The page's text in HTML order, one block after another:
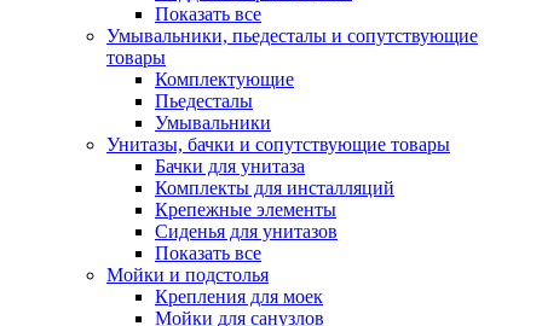
Показать все
Умывальники, пьедесталы и сопутствующие
товары
Комплектующие
Пьедесталы
Умывальники
Унитазы, бачки и сопутствующие товары
Бачки для унитаза
Комплекты для инсталляций
Крепежные элементы
Сиденья для унитазов
Показать все
Мойки и подстолья
Крепления для моек
Мойки для санузлов